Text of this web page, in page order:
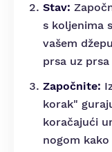
Stav:
s koljenima
vašem
prsa uz prsa
Započnite:
korak"
koračajući
nogom